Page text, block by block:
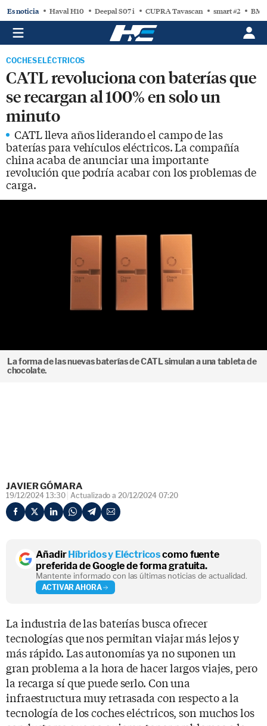
Es noticia Haval H10 Deepal S07 i CUPRA Tavascan smart #2
COCHES ELÉCTRICOS
CATL revoluciona con baterías que
se recargan al 100% en solo un
minuto
CATL lleva años liderando el campo de las
baterías para vehículos eléctricos. La compañía
china acaba de anunciar una importante
revolución que podría acabar con los problemas de
carga.
La forma de las nuevas baterías de CATL simulan a una tableta de
chocolate.
JAVIER GÓMARA
19/12/2024 13:30 Actualizado a 20/12/2024 07:20
AñadirHíbridos y Eléctricoscomo fuente
preferida de Google de forma gratuita.
Mantente informado con las últimas noticias de actualidad.
ACTIVAR AHORA
La industria de las baterías busca ofrecer
tecnologías que nos permitan viajar más lejos y
más rápido. Las autonomías ya no suponen un
gran problema a la hora de hacer largos viajes, pero
la recarga sí que puede serlo. Con una
infraestructura muy retrasada con respecto a la
tecnología de los coches eléctricos, son muchos los